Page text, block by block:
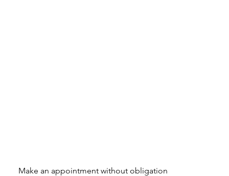
Make an appointment without obligation